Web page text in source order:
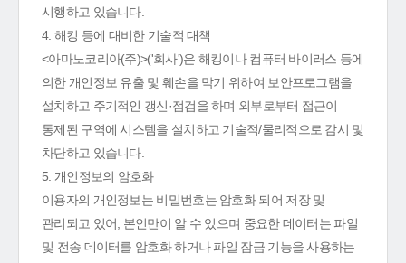
시행하고 있습니다.
4. 해킹 등에 대비한 기술적 대책
<아마노코리아(주)>('회사')은 해킹이나 컴퓨터 바이러스 등에
의한 개인정보 유출 및 훼손을 막기 위하여 보안프로그램을
설치하고 주기적인 갱신·점검을 하며 외부로부터 접근이
통제된 구역에 시스템을 설치하고 기술적/물리적으로 감시 및
차단하고 있습니다.
5. 개인정보의 암호화
이용자의 개인정보는 비밀번호는 암호화 되어 저장 및
관리되고 있어, 본인만이 알 수 있으며 중요한 데이터는 파일
및 전송 데이터를 암호화 하거나 파일 잠금 기능을 사용하는